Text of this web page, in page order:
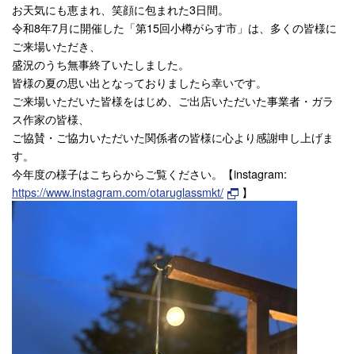
お天気にも恵まれ、笑顔に包まれた3日間。
令和8年7月に開催した「第15回小樽がらす市」は、多くの皆様に
ご来場いただき、
盛況のうち無事終了いたしました。
皆様の夏の思い出となっておりましたら幸いです。
ご来場いただいた皆様をはじめ、ご出店いただいた事業者・ガラ
ス作家の皆様、
ご協賛・ご協力いただいた関係者の皆様に心より感謝申し上げま
す。
今年度の様子はこちらからご覧ください。【instagram:
https://www.instagram.com/otaruglassmkt/
】